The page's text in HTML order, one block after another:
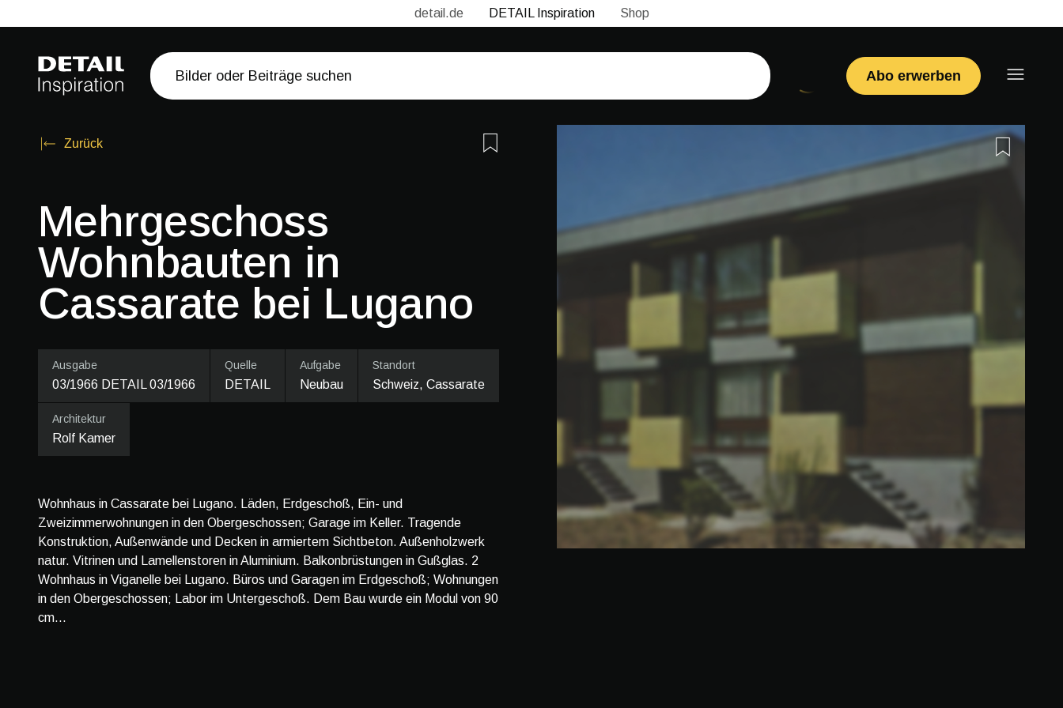
detail.de DETAIL Inspiration Shop
Abo erwerben
Zurück
Mehrgeschoss
Wohnbauten in
Cassarate bei Lugano
Ausgabe
03/1966 DETAIL 03/1966
Quelle
DETAIL
Aufgabe
Neubau
Standort
Schweiz, Cassarate
Architektur
Rolf Kamer
Wohnhaus in Cassarate bei Lugano. Läden, Erdgeschoß, Ein- und
Zweizimmerwohnungen in den Obergeschossen; Garage im Keller. Tragende
Konstruktion, Außenwände und Decken in armiertem Sichtbeton. Außenholzwerk
natur. Vitrinen und Lamellenstoren in Aluminium. Balkonbrüstungen in Gußglas. 2
Wohnhaus in Viganelle bei Lugano. Büros und Garagen im Erdgeschoß; Wohnungen
in den Obergeschossen; Labor im Untergeschoß. Dem Bau wurde ein Modul von 90
cm...